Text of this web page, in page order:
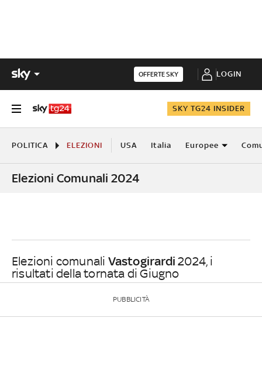
OFFERTE SKY LOGIN
SKY TG24 INSIDER
POLITICA ELEZIONI USA Italia Europee
Elezioni Comunali 2024
Elezioni comunali Vastogirardi 2024, i
risultati della tornata di Giugno
PUBBLICITÀ